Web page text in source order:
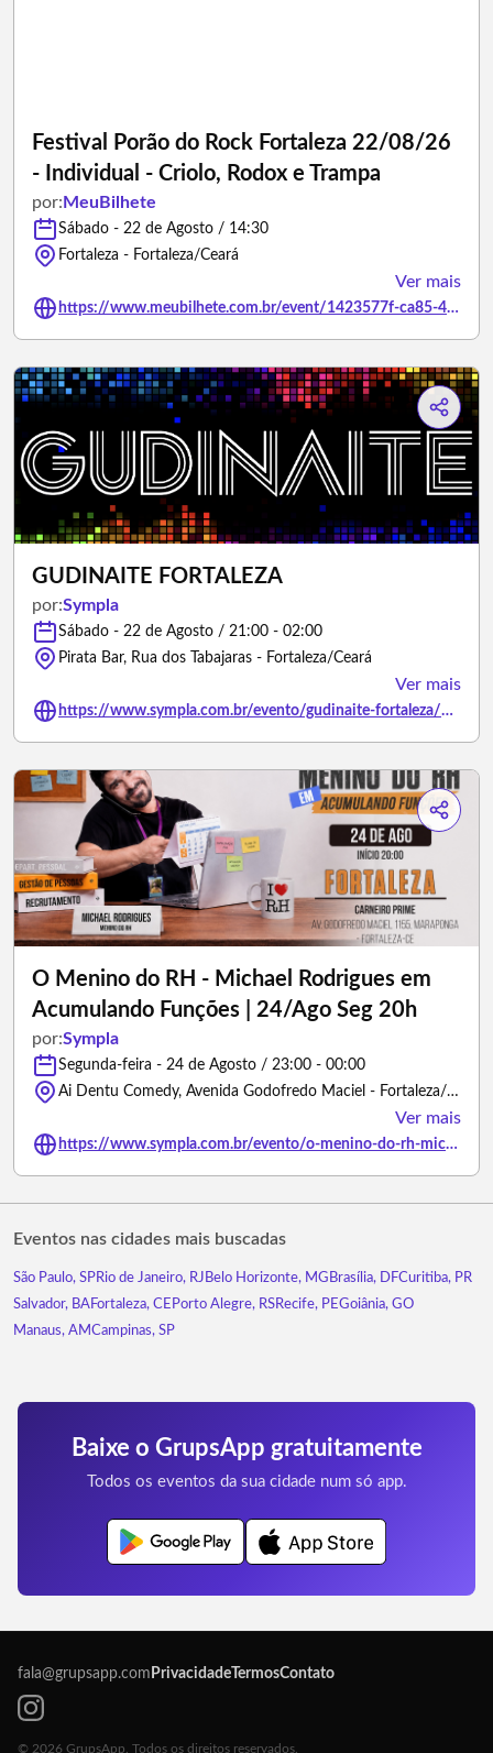
Festival Porão do Rock Fortaleza 22/08/26
- Individual - Criolo, Rodox e Trampa
por: MeuBilhete
Sábado - 22 de Agosto / 14:30
Fortaleza - Fortaleza/Ceará
Ver mais
https://www.meubilhete.com.br/event/1423577f-ca85-40e4-b193-af54c4921f11
GUDINAITE FORTALEZA
por:Sympla
Sábado - 22 de Agosto / 21:00 - 02:00
Pirata Bar, Rua dos Tabajaras - Fortaleza/Ceará
Ver mais
https://www.sympla.com.br/evento/gudinaite-fortaleza/3467919
O Menino do RH - Michael Rodrigues em
Acumulando Funções | 24/Ago Seg 20h
por:Sympla
Segunda-feira - 24 de Agosto / 23:00 - 00:00
Ai Dentu Comedy, Avenida Godofredo Maciel - Fortaleza/Ceará
Ver mais
https://www.sympla.com.br/evento/o-menino-do-rh-michael-rodrigues-em-acumulando-funcoes-24-ago-seg-20h/3486388
Eventos nas cidades mais buscadas
São Paulo, SPRio de Janeiro, RJ Belo Horizonte, MG Brasília, DFCuritiba, PR
Salvador, BAFortaleza, CE Porto Alegre, RSRecife, PEGoiânia, GO
Manaus, AMCampinas, SP
Baixe o GrupsApp gratuitamente
Todos os eventos da sua cidade num só app.
fala@grupsapp.com Privacidade TermosContato
© 2026 GrupsApp. Todos os direitos reservados.